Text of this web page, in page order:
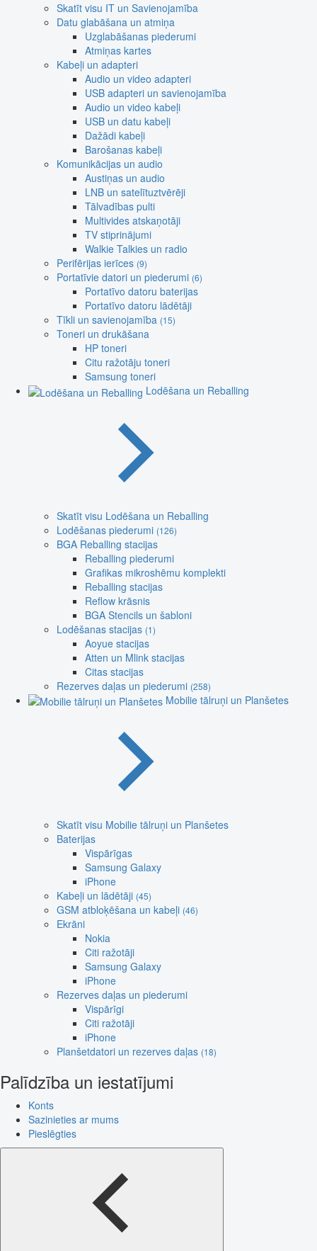
Skatīt visu IT un Savienojamība
Datu glabāšana un atmiņa
Uzglabāšanas piederumi
Atmiņas kartes
Kabeļi un adapteri
Audio un video adapteri
USB adapteri un savienojamība
Audio un video kabeļi
USB un datu kabeļi
Dažādi kabeļi
Barošanas kabeļi
Komunikācijas un audio
Austiņas un audio
LNB un satelītuztvērēji
Tālvadības pulti
Multivides atskaņotāji
TV stiprinājumi
Walkie Talkies un radio
Perifērijas ierīces (9)
Portatīvie datori un piederumi (6)
Portatīvo datoru baterijas
Portatīvo datoru lādētāji
Tīkli un savienojamība (15)
Toneri un drukāšana
HP toneri
Citu ražotāju toneri
Samsung toneri
Lodēšana un Reballing
Skatīt visu Lodēšana un Reballing
Lodēšanas piederumi (126)
BGA Reballing stacijas
Reballing piederumi
Grafikas mikroshēmu komplekti
Reballing stacijas
Reflow krāsnis
BGA Stencils un šabloni
Lodēšanas stacijas (1)
Aoyue stacijas
Atten un Mlink stacijas
Citas stacijas
Rezerves daļas un piederumi (258)
Mobilie tālruņi un Planšetes
Skatīt visu Mobilie tālruņi un Planšetes
Baterijas
Vispārīgas
Samsung Galaxy
iPhone
Kabeļi un lādētāji (45)
GSM atbloķēšana un kabeļi (46)
Ekrāni
Nokia
Citi ražotāji
Samsung Galaxy
iPhone
Rezerves daļas un piederumi
Vispārīgi
Citi ražotāji
iPhone
Planšetdatori un rezerves daļas (18)
Palīdzība un iestatījumi
Konts
Sazinieties ar mums
Pieslēgties